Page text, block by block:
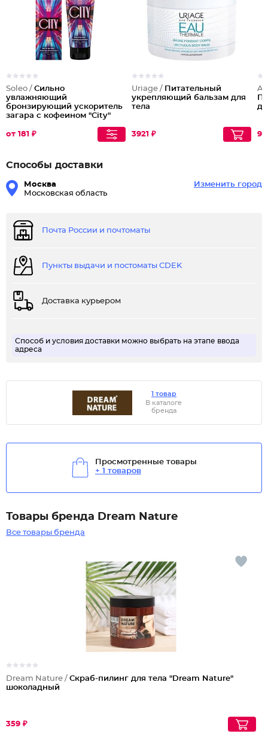
Soleo / Сильно
увлажняющий
бронзирующий ускоритель
загара с кофеином "City"
от 181 ₽
Uriage / Питательный
укрепляющий бальзам для
тела
3921 ₽
Способы доставки
Москва
Московская область
Изменить город
Почта России и почтоматы
Пункты выдачи и постоматы CDEK
Доставка курьером
Способ и условия доставки можно выбрать на этапе ввода
адреса
1 товар
В каталоге
бренда
Просмотренные товары
+ 1 товаров
Товары бренда Dream Nature
Все товары бренда
Dream Nature / Скраб-пилинг для тела "Dream Nature"
шоколадный
359 ₽